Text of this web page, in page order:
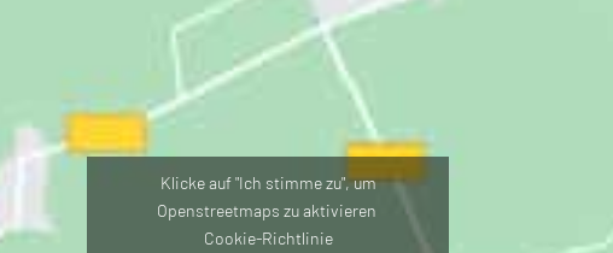
Klicke auf "Ich stimme zu", um
Openstreetmaps zu aktivieren
Cookie-Richtlinie